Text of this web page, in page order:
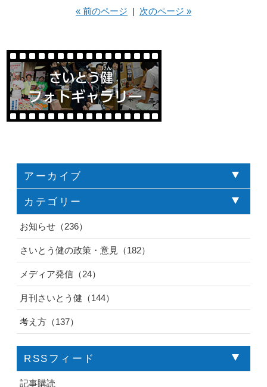
« 前のページ | 次のページ »
アーカイブ
カテゴリー
お知らせ（236）
さいとう健の政策・意見（182）
メディア発信（24）
月刊さいとう健（144）
考え方（137）
RSSフィード
記事購読